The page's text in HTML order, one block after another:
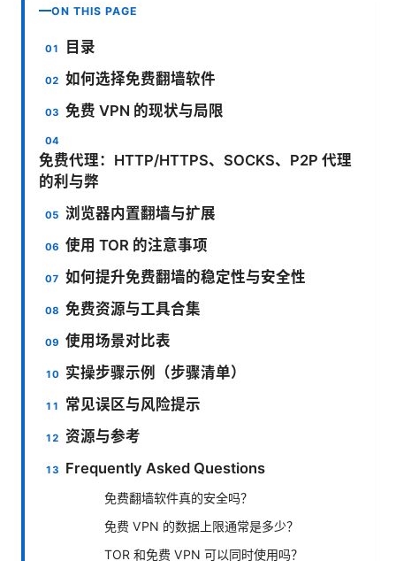
ON THIS PAGE
目录
如何选择免费翻墙软件
免费 VPN 的现状与局限
免费代理：HTTP/HTTPS、SOCKS、P2P 代理
的利与弊
浏览器内置翻墙与扩展
使用 TOR 的注意事项
如何提升免费翻墙的稳定性与安全性
免费资源与工具合集
使用场景对比表
实操步骤示例（步骤清单）
常见误区与风险提示
资源与参考
Frequently Asked Questions
免费翻墙软件真的安全吗？
免费 VPN 的数据上限通常是多少？
TOR 和免费 VPN 可以同时使用吗？